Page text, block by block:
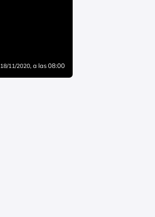
18/11/2020, a las 08:00